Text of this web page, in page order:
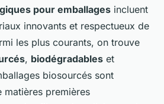
pour emballages incluent
innovants et respectueux de
les plus courants, on trouve
, biodégradables et
biosourcés sont
premières